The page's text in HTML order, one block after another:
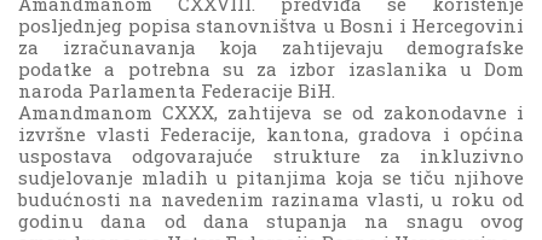
posljednjeg popisa stanovništva u Bosni i Hercegovini
za izračunavanja koja zahtijevaju demografske
podatke a potrebna su za izbor izaslanika u Dom
naroda Parlamenta Federacije BiH.
Amandmanom CXXX, zahtijeva se od zakonodavne i
izvršne vlasti Federacije, kantona, gradova i općina
uspostava odgovarajuće strukture za inkluzivno
sudjelovanje mladih u pitanjima koja se tiču njihove
budućnosti na navedenim razinama vlasti, u roku od
godinu dana od dana stupanja na snagu ovog